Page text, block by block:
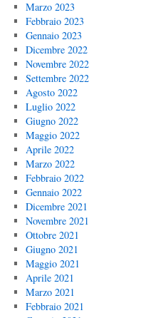
Marzo 2023
Febbraio 2023
Gennaio 2023
Dicembre 2022
Novembre 2022
Settembre 2022
Agosto 2022
Luglio 2022
Giugno 2022
Maggio 2022
Aprile 2022
Marzo 2022
Febbraio 2022
Gennaio 2022
Dicembre 2021
Novembre 2021
Ottobre 2021
Giugno 2021
Maggio 2021
Aprile 2021
Marzo 2021
Febbraio 2021